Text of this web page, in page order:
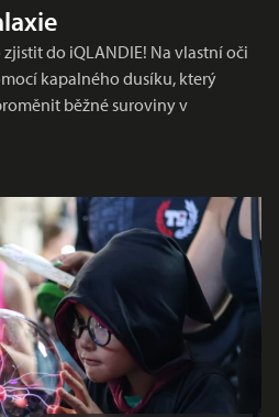
do iQLANDIE! Na vlastní oči
kapalného dusíku, který
běžné suroviny v